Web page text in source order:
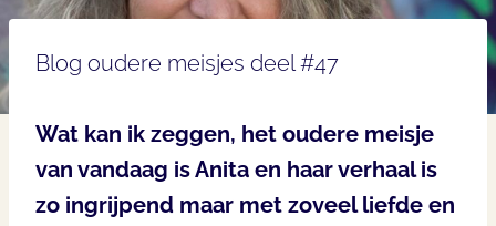
Blog oudere meisjes deel #47
Wat kan ik zeggen, het oudere meisje
van vandaag is Anita en haar verhaal is
zo ingrijpend maar met zoveel liefde en